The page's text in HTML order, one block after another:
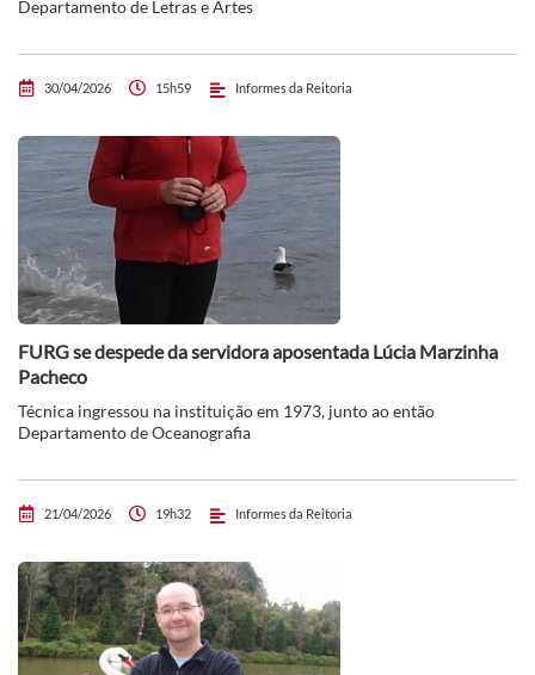
Departamento de Letras e Artes
30/04/2026 15h59 Informes da Reitoria
FURG se despede da servidora aposentada Lúcia Marzinha
Pacheco
Técnica ingressou na instituição em 1973, junto ao então
Departamento de Oceanografia
21/04/2026 19h32 Informes da Reitoria